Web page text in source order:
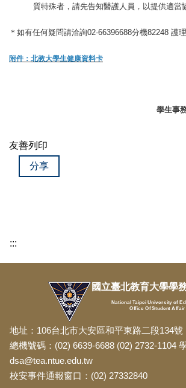
質特殊者，請先告知醫護人員，以提供適當
＊如有任何疑問請洽詢02-66396688分機82248 護
附件： 北教大學生健康資料卡
學生事
友善列印
分享
:::
國立臺北教育大學學
National Taipei University of
Office Of Student Affair
地址：106台北市大安區和平東路二段134號
總機號碼：(02) 6639-6688 (02) 2732-1104
dsa@tea.ntue.edu.tw
校安事件通報窗口：(02) 27332840